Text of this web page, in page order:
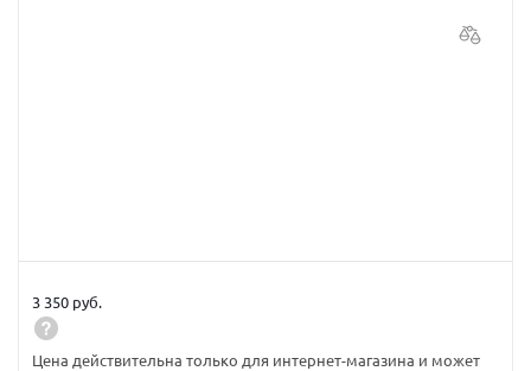
3 350 руб.
Цена действительна только для интернет-магазина и может